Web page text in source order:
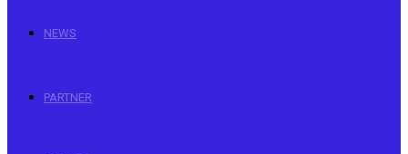
NEWS
PARTNER